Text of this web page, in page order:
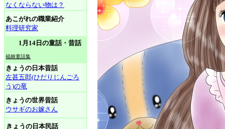
なくならない物は？
あこがれの職業紹介
料理研究家
1月14日の童話・昔話
福娘童話集
きょうの日本昔話
左甚五郎(ひだりじんごろ
う)の竜
きょうの世界昔話
ウサギのお嫁さん
きょうの日本民話